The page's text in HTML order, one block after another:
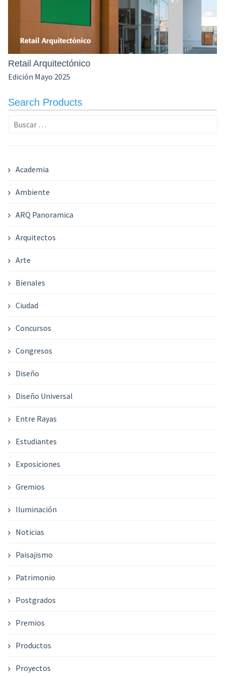
Retail Arquitectónico
Edición Mayo 2025
Search Products
Buscar:
Academia
Ambiente
ARQ Panoramica
Arquitectos
Arte
Bienales
Ciudad
Concursos
Congresos
Diseño
Diseño Universal
Entre Rayas
Estudiantes
Exposiciones
Gremios
Iluminación
Noticias
Paisajismo
Patrimonio
Postgrados
Premios
Productos
Proyectos